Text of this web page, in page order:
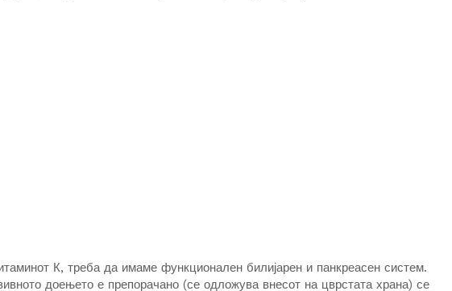
К, треба да имаме функционален билијарен и панкреасен систем.
доењето е препорачано (се одложува внесот на цврстата храна) се